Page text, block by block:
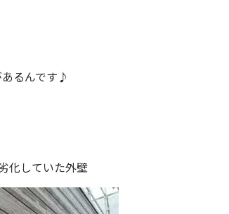
るんです♪
化していた外壁